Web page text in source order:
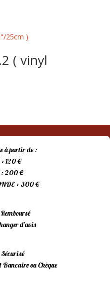
( vinyl
à partir de :
: 120 €
: 200 €
: 300 €
d’avis
ou Chèque